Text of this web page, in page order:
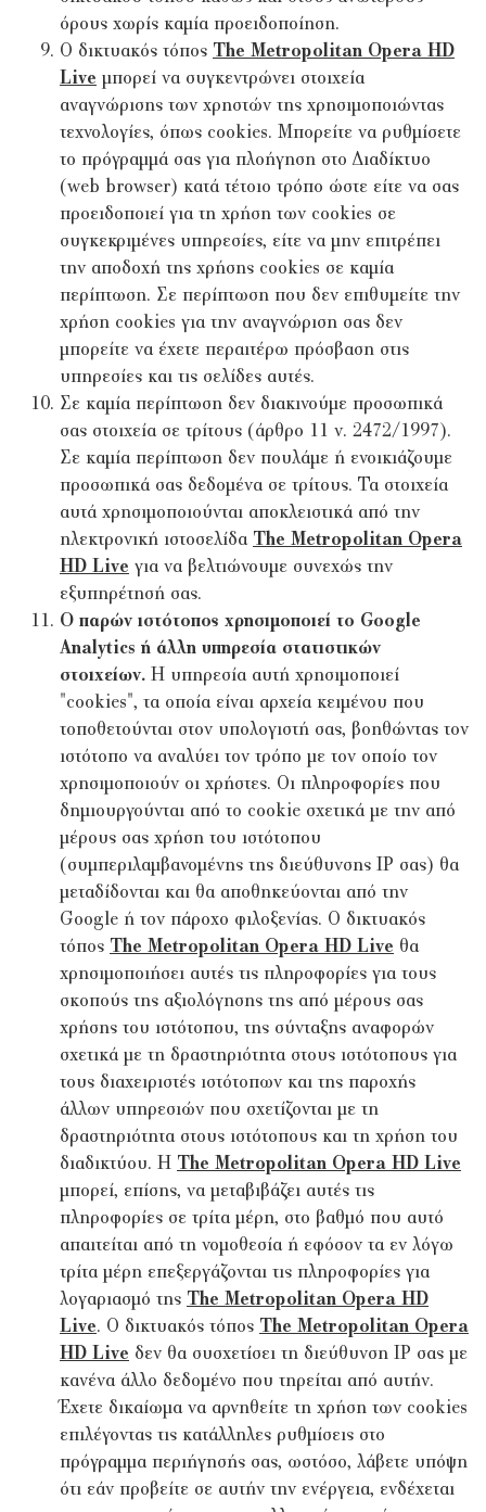
όρους χωρίς καμία προειδοποίηση.
Ο δικτυακός τόπος The Metropolitan Opera HD
Live μπορεί να συγκεντρώνει στοιχεία
αναγνώρισης των χρηστών της χρησιμοποιώντας
τεχνολογίες, όπως cookies. Μπορείτε να ρυθμίσετε
το πρόγραμμά σας για πλοήγηση στο Διαδίκτυο
(web browser) κατά τέτοιο τρόπο ώστε είτε να σας
προειδοποιεί για τη χρήση των cookies σε
συγκεκριμένες υπηρεσίες, είτε να μην επιτρέπει
την αποδοχή της χρήσης cookies σε καμία
περίπτωση. Σε περίπτωση που δεν επιθυμείτε την
χρήση cookies για την αναγνώριση σας δεν
μπορείτε να έχετε περαιτέρω πρόσβαση στις
υπηρεσίες και τις σελίδες αυτές.
Σε καμία περίπτωση δεν διακινούμε προσωπικά
σας στοιχεία σε τρίτους (άρθρο 11 ν. 2472/1997).
Σε καμία περίπτωση δεν πουλάμε ή ενοικιάζουμε
προσωπικά σας δεδομένα σε τρίτους. Τα στοιχεία
αυτά χρησιμοποιούνται αποκλειστικά από την
ηλεκτρονική ιστοσελίδα The Metropolitan Opera
HD Live για να βελτιώνουμε συνεχώς την
εξυπηρέτησή σας.
Ο παρών ιστότοπος χρησιμοποιεί το Google
Analytics ή άλλη υπηρεσία στατιστικών
στοιχείων. Η υπηρεσία αυτή χρησιμοποιεί
"cookies", τα οποία είναι αρχεία κειμένου που
τοποθετούνται στον υπολογιστή σας, βοηθώντας τον
ιστότοπο να αναλύει τον τρόπο με τον οποίο τον
χρησιμοποιούν οι χρήστες. Οι πληροφορίες που
δημιουργούνται από το cookie σχετικά με την από
μέρους σας χρήση του ιστότοπου
(συμπεριλαμβανομένης της διεύθυνσης IP σας) θα
μεταδίδονται και θα αποθηκεύονται από την
Google ή τον πάροχο φιλοξενίας. Ο δικτυακός
τόπος The Metropolitan Opera HD Live θα
χρησιμοποιήσει αυτές τις πληροφορίες για τους
σκοπούς της αξιολόγησης της από μέρους σας
χρήσης του ιστότοπου, της σύνταξης αναφορών
σχετικά με τη δραστηριότητα στους ιστότοπους για
τους διαχειριστές ιστότοπων και της παροχής
άλλων υπηρεσιών που σχετίζονται με τη
δραστηριότητα στους ιστότοπους και τη χρήση του
διαδικτύου. Η The Metropolitan Opera HD Live
μπορεί, επίσης, να μεταβιβάζει αυτές τις
πληροφορίες σε τρίτα μέρη, στο βαθμό που αυτό
απαιτείται από τη νομοθεσία ή εφόσον τα εν λόγω
τρίτα μέρη επεξεργάζονται τις πληροφορίες για
λογαριασμό της The Metropolitan Opera HD
Live. Ο δικτυακός τόπος The Metropolitan Opera
HD Live δεν θα συσχετίσει τη διεύθυνση IP σας με
κανένα άλλο δεδομένο που τηρείται από αυτήν.
Έχετε δικαίωμα να αρνηθείτε τη χρήση των cookies
επιλέγοντας τις κατάλληλες ρυθμίσεις στο
πρόγραμμα περιήγησής σας, ωστόσο, λάβετε υπόψη
ότι εάν προβείτε σε αυτήν την ενέργεια, ενδέχεται